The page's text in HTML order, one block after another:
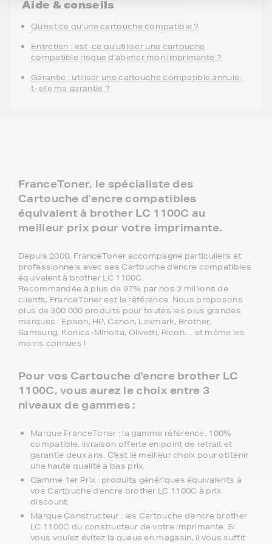
Aide & conseils
Qu'est ce qu'une cartouche compatible ?
Entretien : est-ce qu'utiliser une cartouche
compatible risque d'abimer mon imprimante ?
Garantie : utiliser une cartouche compatible annule-
t-elle ma garantie ?
FranceToner, le spécialiste des
Cartouche d'encre compatibles
équivalent à brother LC 1100C au
meilleur prix pour votre imprimante.
Depuis 2000, FranceToner accompagne particuliers et
professionnels avec ses Cartouche d'encre compatibles
équivalent à brother LC 1100C.
Recommandée à plus de 97% par nos 2 millions de
clients, FranceToner est la référence. Nous proposons
plus de 300 000 produits pour toutes les plus grandes
marques : Epson, HP, Canon, Lexmark, Brother,
Samsung, Konica-MInolta, Olivetti, Ricoh.... et même les
moins connues !
Pour vos Cartouche d'encre brother LC
1100C, vous aurez le choix entre 3
niveaux de gammes :
Marque FranceToner : la gamme référence, 100%
compatible, livraison offerte en point de retrait et
garantie deux ans. C'est le meilleur choix pour obtenir
une haute qualité à bas prix.
Gamme 1er Prix : produits génériques équivalents à
vos Cartouche d'encre brother LC 1100C à prix
discount.
Marque Constructeur : les Cartouche d'encre brother
LC 1100C du constructeur de votre imprimante. Si
vous voulez évitez la queue en magasin, il vous suffit